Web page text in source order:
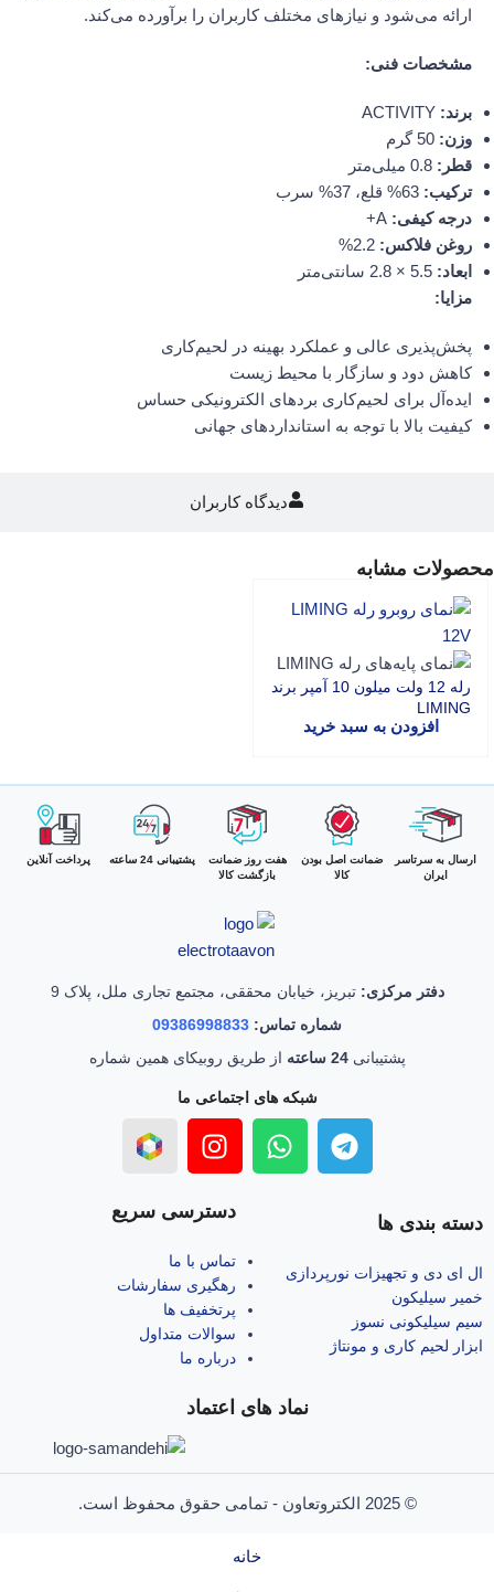
دیدگاه کاربران
ارائه می‌شود و نیازهای مختلف کاربران را برآورده می‌کند.
مشخصات فنی:
برند:
وزن:
قطر:
ترکیب:
درجه کیفی:
روغن فلاکس:
ابعاد:
مزایا:
پخش‌پذیری عالی و عملکرد بهینه در لحیم‌کاری
کاهش دود و سازگار با محیط زیست
ایده‌آل برای لحیم‌کاری بردهای الکترونیکی حساس
کیفیت بالا با توجه به استانداردهای جهانی
محصولات مشابه
رله 12 ولت میلون 10 آمپر برند
LIMING
افزودن به سبد خرید
ارسال به سرتاسر
ایران
ضمانت اصل بودن
کالا
هفت روز ضمانت
بازگشت کالا
پشتیبانی 24 ساعته پرداخت آنلاین
دفتر مرکزی: تبریز، خیابان محققی، مجتمع تجاری ملل، پلاک 9
شماره تماس: 09386998833
پشتیبانی24 ساعته از طریق روبیکای همین شماره
شبکه های اجتماعی ما
دسته بندی ها
ال‌ ای‌ دی و تجهیزات نورپردازی
خمیر سیلیکون
سیم سیلیکونی نسوز
ابزار لحیم کاری و مونتاژ
دسترسی سریع
تماس با ما
رهگیری سفارشات
پرتخفیف ها
سوالات متداول
درباره ما
نماد های اعتماد
© 2025 الکتروتعاون - تمامی حقوق محفوظ است.
خانه